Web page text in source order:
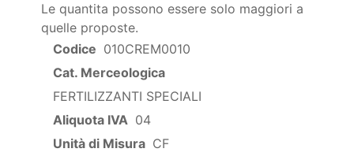
Le quantita possono essere solo maggiori a
quelle proposte.
Codice 010CREM0010
Cat. Merceologica
FERTILIZZANTI SPECIALI
Aliquota IVA 04
Unità di Misura CF